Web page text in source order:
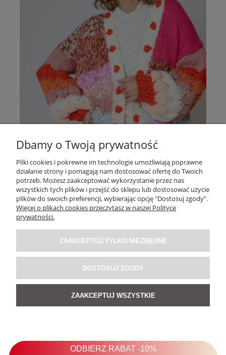
Kardigan Orvena Multicolor
5.0
349,00 zł
DO KOSZYKA
Dbamy o Twoją prywatność
Pliki cookies i pokrewne im technologie umożliwiają poprawne
działanie strony i pomagają nam dostosować ofertę do Twoich
potrzeb. Możesz zaakceptować wykorzystanie przez nas
wszystkich tych plików i przejść do sklepu lub dostosować użycie
plików do swoich preferencji, wybierając opcję "Dostosuj zgody".
Więcej o plikach cookies przeczytasz w naszej Polityce
prywatności.
ZAAKCEPTUJ TYLKO NIEZBĘDNE
DOSTOSUJ ZGODY
ZAAKCEPTUJ WSZYSTKIE